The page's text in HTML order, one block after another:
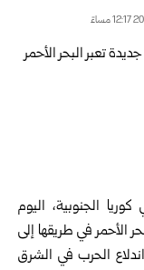
الجنوبية، اليوم
الأحمر في طريقها إلى
الحرب في الشرق